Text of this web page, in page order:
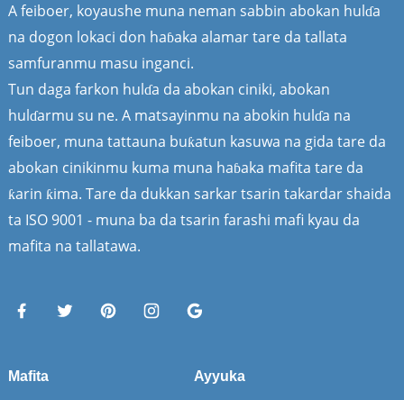
A feiboer, koyaushe muna neman sabbin abokan hulɗa
na dogon lokaci don haɓaka alamar tare da tallata
samfuranmu masu inganci.
Tun daga farkon hulɗa da abokan ciniki, abokan
hulɗarmu su ne. A matsayinmu na abokin hulɗa na
feiboer, muna tattauna buƙatun kasuwa na gida tare da
abokan cinikinmu kuma muna haɓaka mafita tare da
ƙarin ƙima. Tare da dukkan sarkar tsarin takardar shaida
ta ISO 9001 - muna ba da tsarin farashi mafi kyau da
mafita na tallatawa.
Mafita Ayyuka